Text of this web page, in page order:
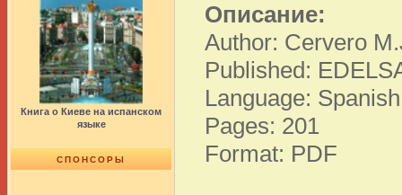
Книга о Киеве на испанском
языке
СПОНСОРЫ
Описание:
Author: Cervero
Published:
Language: Spanish
Pages: 201
Format: PDF